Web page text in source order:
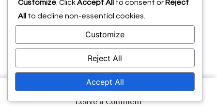
Leave a Commenton
Comprendre l’urgence
des récompenses à
durée limitée
L’urgence des récompenses à durée limitée est un
Customize . ClickAccept All to consent or Reject
All
to decline non-essential cookies.
Customize
Reject All
Accept All